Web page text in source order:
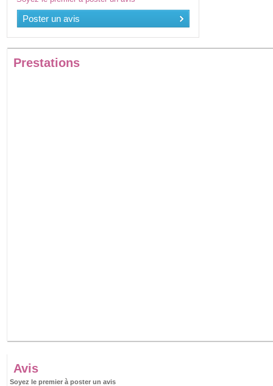
Poster un avis
Prestations
Avis
Soyez le premier à poster un avis